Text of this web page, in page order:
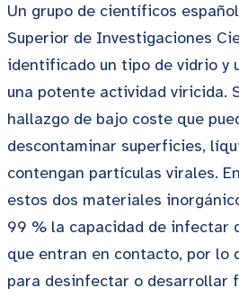
Un grupo de científicos
Superior de Investigaciones
identificado un tipo de vidrio y
una potente actividad viricida.
hallazgo de bajo coste que
descontaminar superficies,
contengan partículas virales.
estos dos materiales
99 % la capacidad de infectar
que entran en contacto, por lo
para desinfectar o desarrollar